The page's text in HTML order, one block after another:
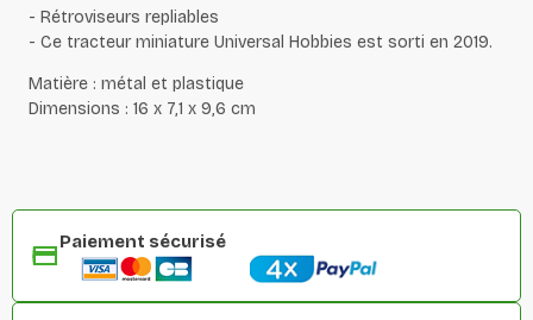
- Rétroviseurs repliables
- Ce tracteur miniature Universal Hobbies est sorti en 2019.
Matière : métal et plastique
Dimensions : 16 x 7,1 x 9,6 cm
Paiement sécurisé